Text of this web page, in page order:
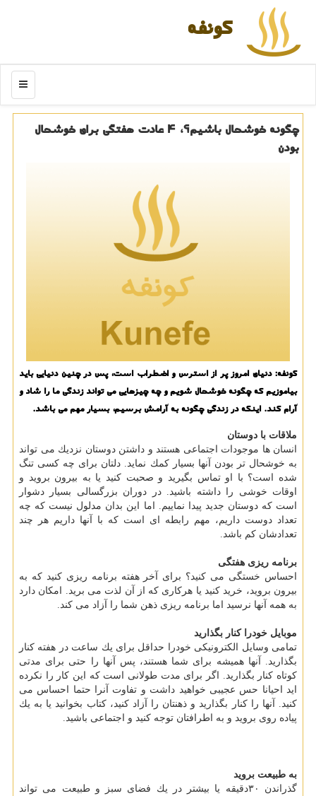
كونفه
منو
چگونه خوشحال باشیم؟، ۴ عادت هفتگی برای خوشحال
بودن
كونفه: دنیای امروز پر از استرس و اضطراب است، پس در چنین دنیایی باید
بیاموزیم كه چگونه خوشحال شویم و چه چیزهایی می تواند زندگی ما را شاد و
آرام كند. اینكه در زندگی چگونه به آرامش برسیم، بسیار مهم می باشد.
ملاقات با دوستان
انسان ها موجودات اجتماعی هستند و داشتن دوستان نزدیك می تواند
به خوشحال تر بودن آنها بسیار كمك نماید. دلتان برای چه كسی تنگ
شده است؟ با او تماس بگیرید و صحبت كنید یا به بیرون بروید و
اوقات خوشی را داشته باشید. در دوران بزرگسالی بسیار دشوار
است كه دوستان جدید پیدا نماییم. اما این بدان مدلول نیست كه چه
تعداد دوست داریم، مهم رابطه ای است كه با آنها داریم هر چند
تعدادشان كم باشد.
برنامه ریزی هفتگی
احساس خستگی می كنید؟ برای آخر هفته برنامه ریزی كنید كه به
بیرون بروید، خرید كنید یا هركاری كه از آن لذت می برید. امكان دارد
به همه آنها نرسید اما برنامه ریزی ذهن شما را آزاد می كند.
موبایل خودرا كنار بگذارید
تمامی وسایل الكترونیكی خودرا حداقل برای یك ساعت در هفته كنار
بگذارید. آنها همیشه برای شما هستند، پس آنها را حتی برای مدتی
كوتاه كنار بگذارید. اگر برای مدت طولانی است كه این كار را نكرده
اید احیانا حس عجیبی خواهید داشت و تفاوت آنرا حتما احساس می
كنید. آنها را كنار بگذارید و ذهنتان را آزاد كنید، كتاب بخوانید یا به یك
پیاده روی بروید و به اطرافتان توجه كنید و اجتماعی باشید.
به طبیعت بروید
گذراندن ۳۰دقیقه یا بیشتر در یك فضای سبز و طبیعت می تواند